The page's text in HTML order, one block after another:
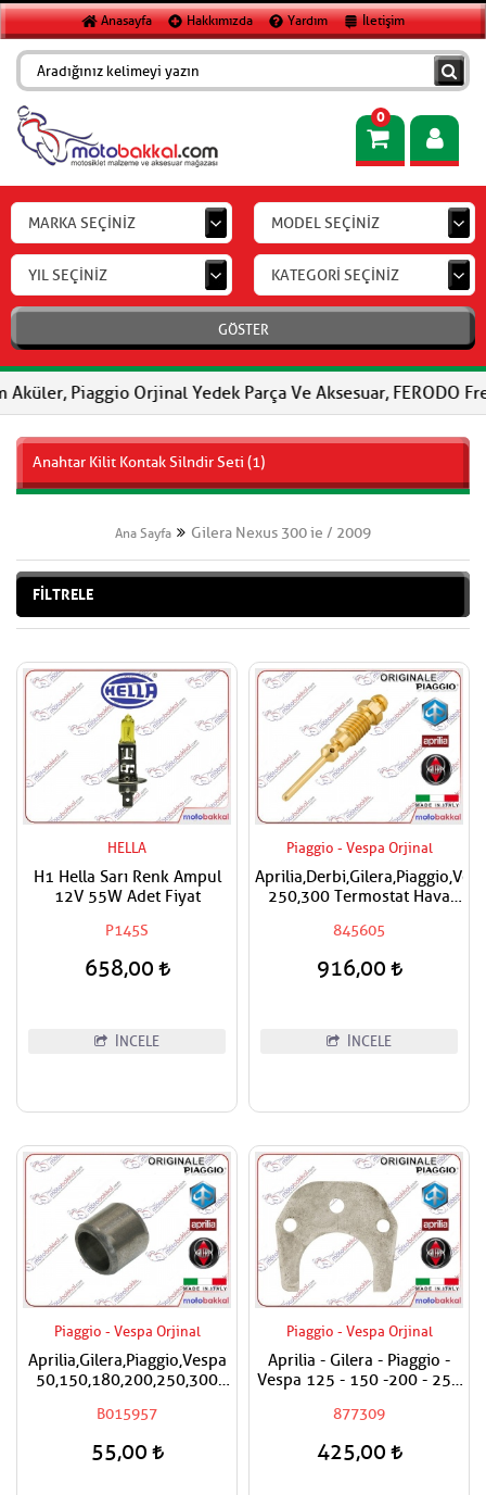
Anasayfa Hakkımızda Yardım İletişim
0
MARKA SEÇİNİZ MODEL SEÇİNİZ
YIL SEÇİNİZ KATEGORİ SEÇİNİZ
GÖSTER
Orjinal Yedek Parça Ve Aksesuar, FERODO Fren
Anahtar Kilit Kontak Silndir Seti (1)
Ana Sayfa Gilera Nexus 300 ie / 2009
FİLTRELE
HELLA
H1 Hella Sarı Renk Ampul
12V 55W Adet Fiyat
P145S
658,00
İNCELE
Piaggio - Vespa Orjinal
250,300 Termostat Hava
845605
916,00
İNCELE
Piaggio - Vespa Orjinal
Aprilia,Gilera,Piaggio,Vespa
50,150,180,200,250,300
Fiyatıdır
B015957
55,00
Piaggio - Vespa Orjinal
Aprilia - Gilera - Piaggio -
Vespa 125 - 150 -200 - 250
Hilali
877309
425,00